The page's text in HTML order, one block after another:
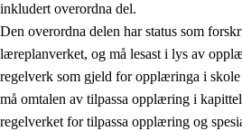
inkludert overordna del.
Den overordna delen har status som
læreplanverket, og må lesast i lys av
regelverk som gjeld for opplæringa i
må omtalen av tilpassa opplæring i
regelverket for tilpassa opplæring og